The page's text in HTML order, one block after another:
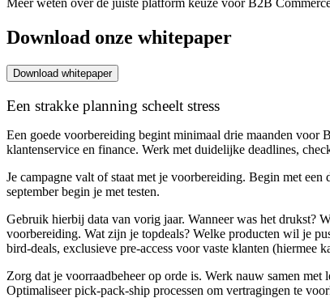
Meer weten over de juiste platform keuze voor B2B
Download onze whitepaper
Download whitepaper
Een strakke planning scheelt stress
Een goede voorbereiding begint minimaal drie maanden
klantenservice en finance. Werk met duidelijke deadlines,
Je campagne valt of staat met je voorbereiding. Begin met
september begin je met testen.
Gebruik hierbij data van vorig jaar. Wanneer was het drukst?
voorbereiding. Wat zijn je topdeals? Welke producten wil je
bird-deals, exclusieve pre-access voor vaste klanten
Zorg dat je voorraadbeheer op orde is. Werk nauw samen
Optimaliseer pick-pack-ship processen om vertragingen te